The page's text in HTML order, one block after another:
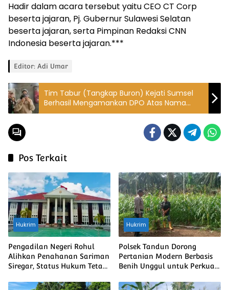
Hadir dalam acara tersebut yaitu CEO CT Corp
beserta jajaran, Pj. Gubernur Sulawesi Selatan
beserta jajaran, serta Pimpinan Redaksi CNN
Indonesia beserta jajaran.***
Editor: Adi Umar
Tim Tabur (Tangkap Buron) Kejati Sumsel
Berhasil Mengamankan DPO Atas Nama
Terpidana Yeni Verawati Binti Zakarni
Pos Terkait
Hukrim
Pengadilan Negeri Rohul
Alihkan Penahanan Sariman
Siregar, Status Hukum Tetap
Hukrim
Polsek Tandun Dorong
Pertanian Modern Berbasis
Benih Unggul untuk Perkuat